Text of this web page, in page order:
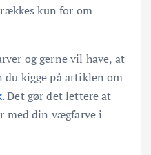
kun for om
og gerne vil have, at
du kigge på artiklen om
. Det gør det lettere at
med din vægfarve i